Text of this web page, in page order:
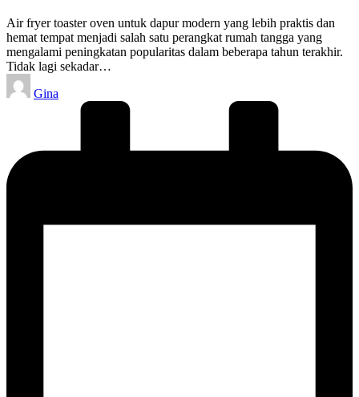
Air fryer toaster oven untuk dapur modern yang lebih praktis dan
hemat tempat menjadi salah satu perangkat rumah tangga yang
mengalami peningkatan popularitas dalam beberapa tahun terakhir.
Tidak lagi sekadar…
Posted
by
Gina